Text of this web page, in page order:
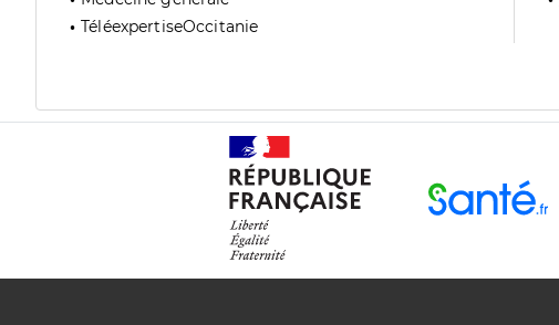
TéléexpertiseOccitanie